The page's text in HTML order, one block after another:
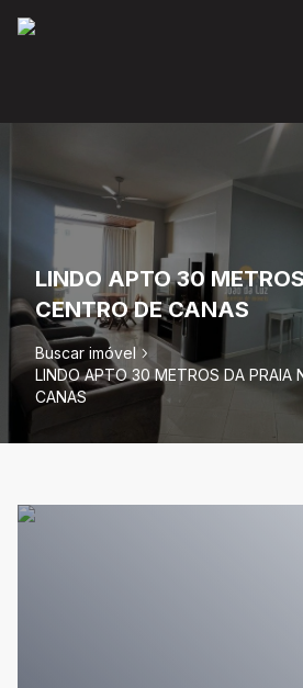
LINDO APTO 30
CENTRO DE CANAS
Buscar imóvel
LINDO APTO 30 METROS DA PRAIA
CANAS